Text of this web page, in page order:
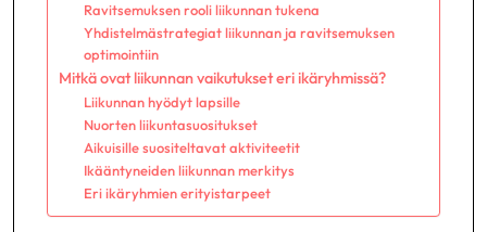
Ravitsemuksen rooli liikunnan tukena
Yhdistelmästrategiat liikunnan ja ravitsemuksen
optimointiin
Mitkä ovat liikunnan vaikutukset eri ikäryhmissä?
Liikunnan hyödyt lapsille
Nuorten liikuntasuositukset
Aikuisille suositeltavat aktiviteetit
Ikääntyneiden liikunnan merkitys
Eri ikäryhmien erityistarpeet